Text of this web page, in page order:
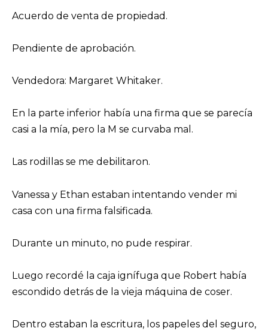
Acuerdo de venta de propiedad.
Pendiente de aprobación.
Vendedora: Margaret Whitaker.
En la parte inferior había una firma que se parecía
casi a la mía, pero la M se curvaba mal.
Las rodillas se me debilitaron.
Vanessa y Ethan estaban intentando vender mi
casa con una firma falsificada.
Durante un minuto, no pude respirar.
Luego recordé la caja ignífuga que Robert había
escondido detrás de la vieja máquina de coser.
Dentro estaban la escritura, los papeles del seguro,